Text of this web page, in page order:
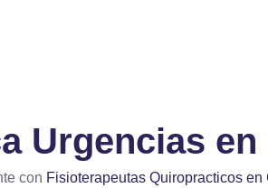
Urgencias en
con Fisioterapeutas Quiropracticos en